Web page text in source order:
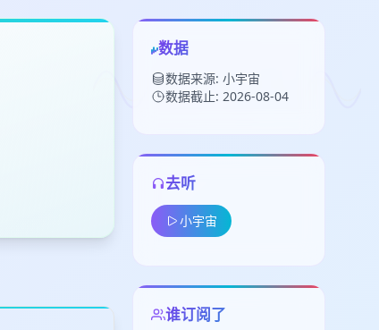
数据
数据来源: 小宇宙
数据截止: 2026-08-04
去听
小宇宙
谁订阅了